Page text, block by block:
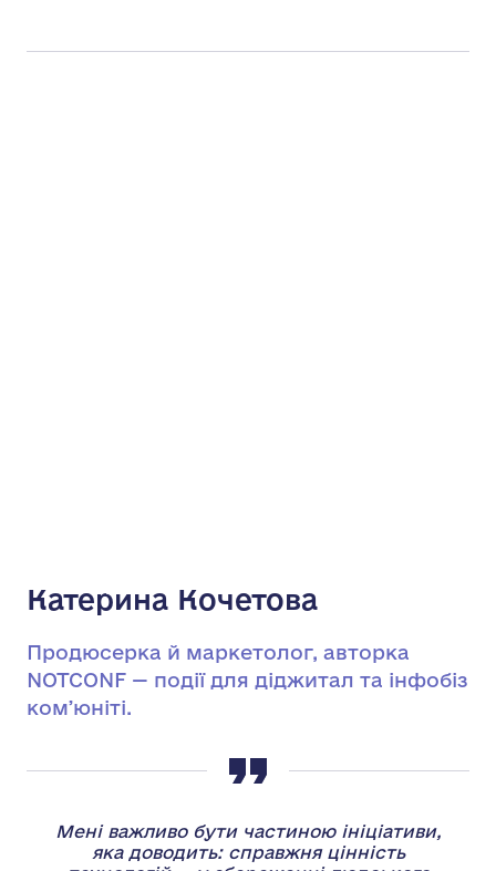
Катерина Кочетова
Продюсерка й маркетолог, авторка
NOTCONF — події для діджитал та інфобіз
комʼюніті.
Мені важливо бути частиною ініціативи,
яка доводить: справжня цінність